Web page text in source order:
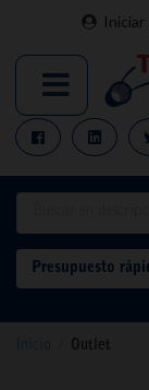
Iniciar
Presupuesto
Outlet